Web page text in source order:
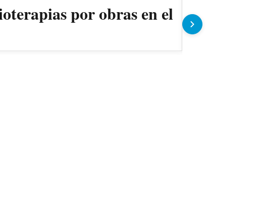
por obras en el
Ollas